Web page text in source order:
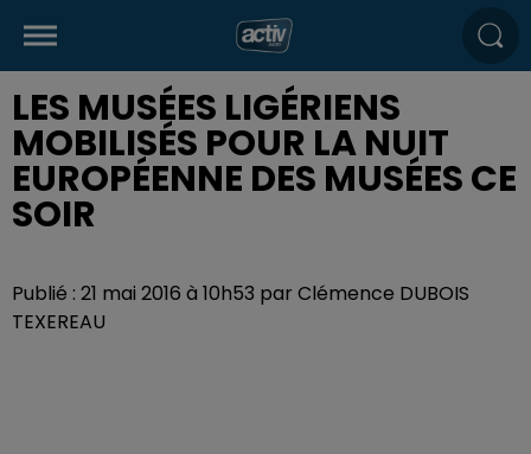
LES MUSÉES LIGÉRIENS
MOBILISÉS POUR LA NUIT
EUROPÉENNE DES MUSÉES CE
SOIR
Publié : 21 mai 2016 à 10h53 par Clémence DUBOIS
TEXEREAU